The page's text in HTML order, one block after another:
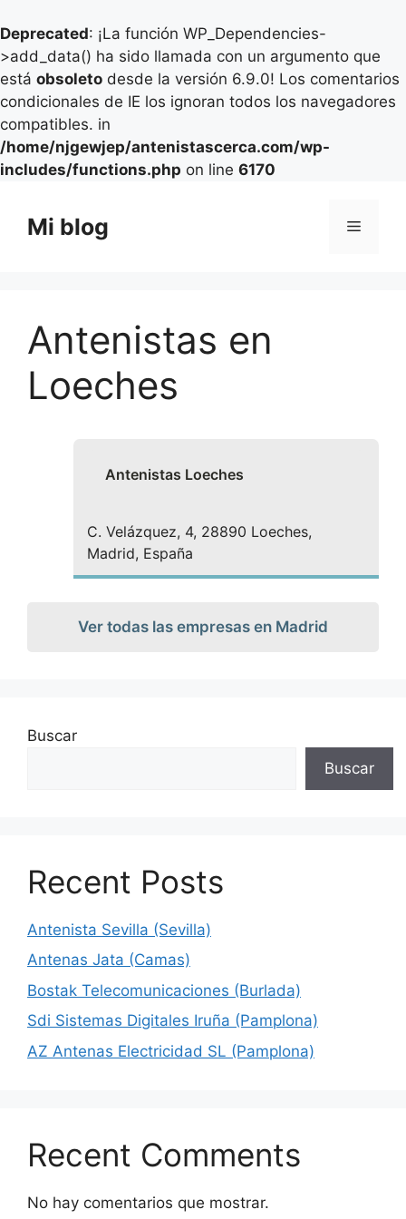
Deprecated: ¡La función WP_Dependencies-
>add_data() ha sido llamada con un argumento que
está obsoleto desde la versión 6.9.0! Los comentarios
condicionales de IE los ignoran todos los navegadores
compatibles. in
/home/njgewjep/antenistascerca.com/wp-
includes/functions.php on line 6170
contenido
Mi blog Menú
Antenistas en
Loeches
Antenistas Loeches
C. Velázquez, 4, 28890 Loeches,
Madrid, España
Ver todas las empresas en Madrid
Buscar
Buscar
Recent Posts
Antenista Sevilla (Sevilla)
Antenas Jata (Camas)
Bostak Telecomunicaciones (Burlada)
Sdi Sistemas Digitales Iruña (Pamplona)
AZ Antenas Electricidad SL (Pamplona)
Recent Comments
No hay comentarios que mostrar.